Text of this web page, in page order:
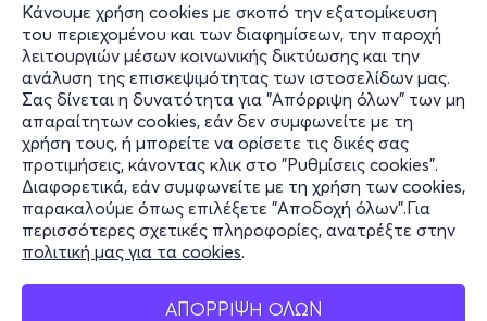
Κάνουμε χρήση cookies με σκοπό την εξατομίκευση
του περιεχομένου και των διαφημίσεων, την παροχή
λειτουργιών μέσων κοινωνικής δικτύωσης και την
ανάλυση της επισκεψιμότητας των ιστοσελίδων μας.
Σας δίνεται η δυνατότητα για "Απόρριψη όλων" των μη
απαραίτητων cookies, εάν δεν συμφωνείτε με τη
χρήση τους, ή μπορείτε να ορίσετε τις δικές σας
προτιμήσεις, κάνοντας κλικ στο "Ρυθμίσεις cookies".
Διαφορετικά, εάν συμφωνείτε με τη χρήση των cookies,
παρακαλούμε όπως επιλέξετε "Αποδοχή όλων".Για
περισσότερες σχετικές πληροφορίες, ανατρέξτε στην
πολιτική μας για τα cookies.
ΑΠΟΡΡΙΨΗ ΟΛΩΝ
Πληροφορίες
Υποστήριξη
Stay Connected
Mobile app